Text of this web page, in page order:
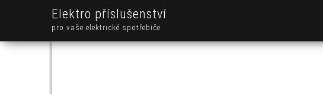
Elektro příslušenství
pro vaše elektrické spotřebiče